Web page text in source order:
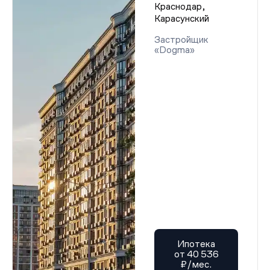
Краснодар,
Карасунский
Застройщик
«Dogma»
Ипотека
от 40 536
₽/мес.